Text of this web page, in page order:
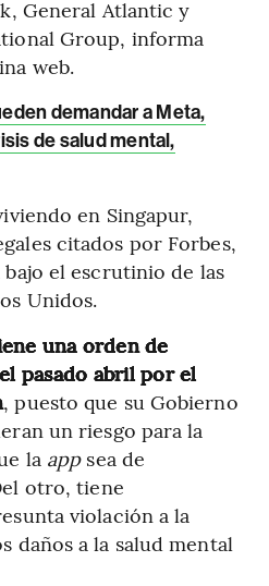
General Atlantic y
Group, informa
web.
demandar a Meta,
de salud mental,
en Singapur,
citados por Forbes,
el escrutinio de las
Unidos.
una orden de
pasado abril por el
, puesto que su Gobierno
un riesgo para la
la app sea de
otro, tiene
violación a la
daños a la salud mental